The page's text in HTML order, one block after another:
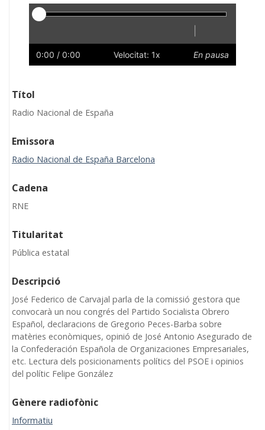
Reproductor
Lent
0:00 / 0:00 Velocitat: 1x En pausa
Títol
Radio Nacional de España
Emissora
Radio Nacional de España Barcelona
Cadena
RNE
Titularitat
Pública estatal
Descripció
José Federico de Carvajal parla de la comissió gestora que
convocarà un nou congrés del Partido Socialista Obrero
Español, declaracions de Gregorio Peces-Barba sobre
matèries econòmiques, opinió de José Antonio Asegurado de
la Confederación Española de Organizaciones Empresariales,
etc. Lectura dels posicionaments polítics del PSOE i opinios
del polític Felipe González
Gènere radiofònic
Informatiu